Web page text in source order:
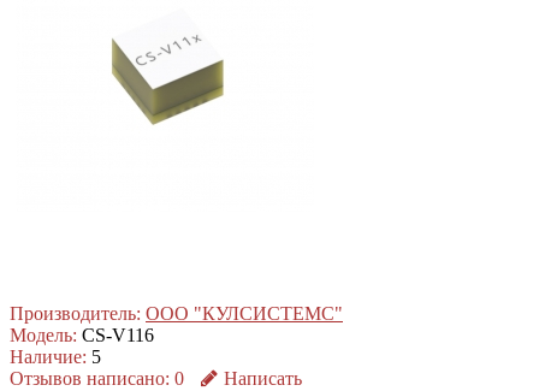
Производитель: ООО "КУЛСИСТЕМС"
Модель: CS-V116
Наличие: 5
Отзывов написано: 0 Написать